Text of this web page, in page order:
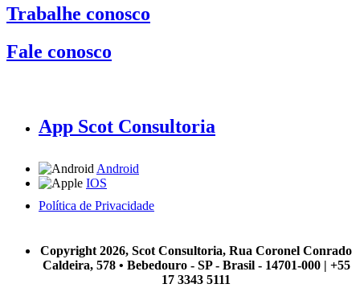
Trabalhe conosco
Fale conosco
App Scot Consultoria
Android
IOS
Política de Privacidade
Copyright 2026, Scot Consultoria, Rua Coronel Conrado
Caldeira, 578 • Bebedouro - SP - Brasil - 14701-000 | +55
17 3343 5111